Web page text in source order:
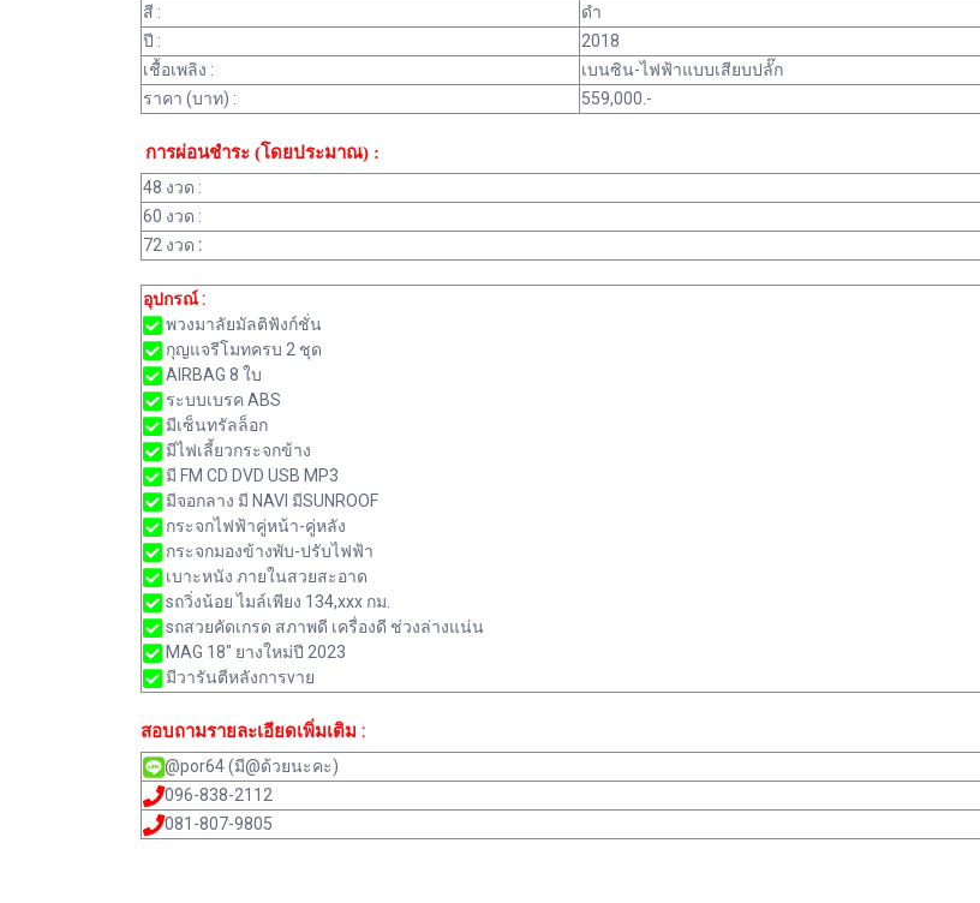
สี :
ดำ
ปี :
2018
เชื้อเพลิง :
เบนซิน-ไฟฟ้าแบบเสียบปลั๊ก
ราคา (บาท) :
559,000.-
การผ่อนชำระ (โดยประมาณ) :
48 งวด :
60 งวด :
72 งวด :
อุปกรณ์ :
พวงมาลัยมัลติฟังก์ชั่น
กุญแจรีโมทครบ 2 ชุด
AIRBAG 8 ใบ
ระบบเบรค ABS
มีเซ็นทรัลล็อก
มีไฟเลี้ยวกระจกข้าง
มี FM CD DVD USB MP3
มีจอกลาง มี NAVI มีSUNROOF
กระจกไฟฟ้าคู่หน้า-คู่หลัง
กระจกมองข้างพับ-ปรับไฟฟ้า
เบาะหนัง ภายในสวยสะอาด
sถวิ่งน้อย ไมล์เพียง 134,xxx กม.
sถสวยคัดเกรด สภาพดี เครื่องดี ช่วงล่างแน่น
MAG 18" ยางใหม่ปี 2023
มีวารันตีหลังการvาย
สอบถามรายละเอียดเพิ่มเติม :
@por64 (มี@ด้วยนะคะ)
096-838-2112
081-807-9805